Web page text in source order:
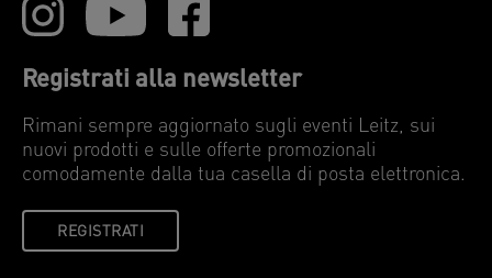
Registrati alla newsletter
Rimani sempre aggiornato sugli eventi Leitz, sui
nuovi prodotti e sulle offerte promozionali
comodamente dalla tua casella di posta elettronica.
REGISTRATI